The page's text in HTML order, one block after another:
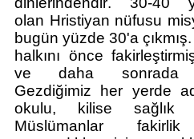
olan Hristiyan nüfusu
bugün yüzde 30'a çıkmış.
halkını önce
vedaha
Gezdiğimiz her yerde
okulu, kilise sağlık
Müslümanlar